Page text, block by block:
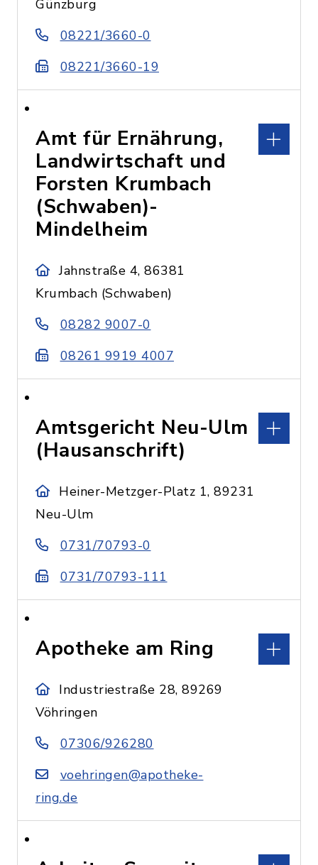
Günzburg
08221/3660-0
08221/3660-19
Amt für Ernährung,
Landwirtschaft und
Forsten Krumbach
(Schwaben)-
Mindelheim
Jahnstraße 4, 86381
Krumbach (Schwaben)
08282 9007-0
08261 9919 4007
Amtsgericht Neu-Ulm
(Hausanschrift)
Heiner-Metzger-Platz 1, 89231
Neu-Ulm
0731/70793-0
0731/70793-111
Apotheke am Ring
Industriestraße 28, 89269
Vöhringen
07306/926280
voehringen@apotheke-
ring.de